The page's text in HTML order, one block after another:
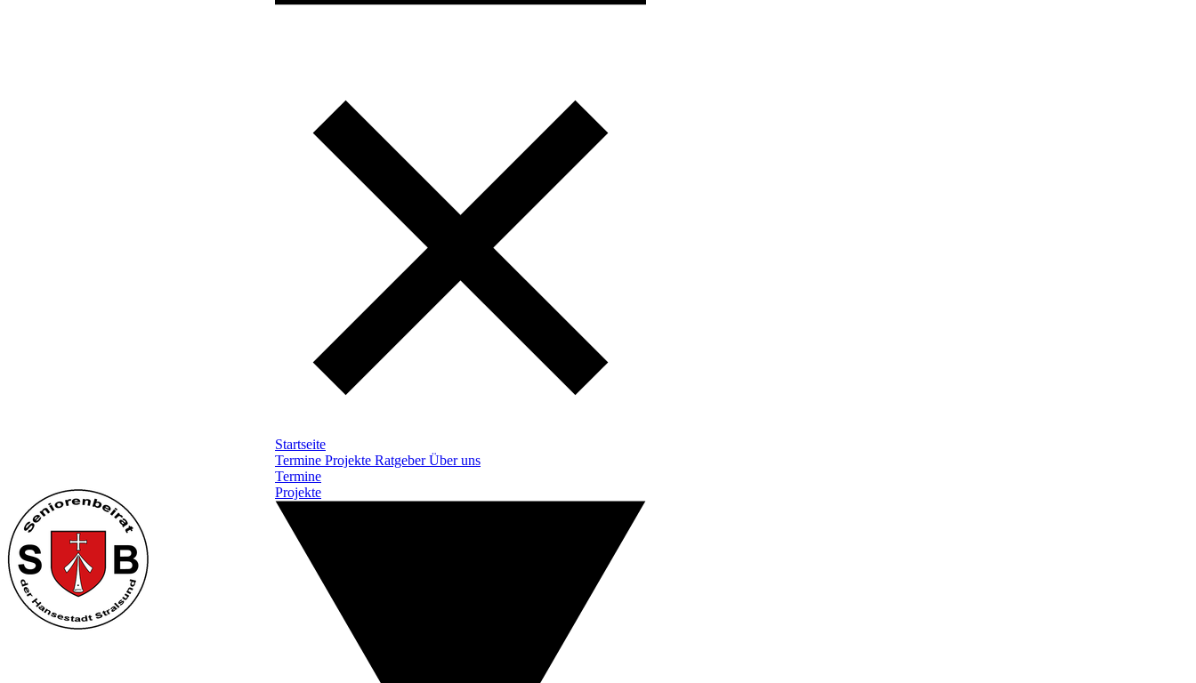
Startseite
Termine Projekte RatgeberÜber uns
Termine
Projekte